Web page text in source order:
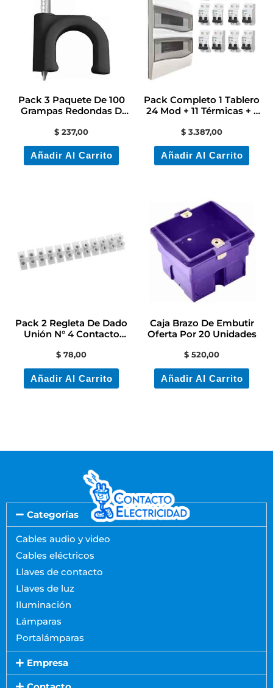
Pack 3 Paquete De 100
Grampas Redondas D
$ 237,00
Añadir Al Carrito
Pack Completo 1 Tablero
24 Mod + 11 Térmicas + 1
$ 3.387,00
Añadir Al Carrito
Pack 2 Regleta De Dado
Unión N° 4 Contacto
$ 78,00
Añadir Al Carrito
Caja Brazo De Embutir
Oferta Por 20 Unidades
$ 520,00
Añadir Al Carrito
Categorías
Cables audio y video
Cables eléctricos
Llaves de contacto
Llaves de luz
Iluminación
Lámparas
Portalámparas
Empresa